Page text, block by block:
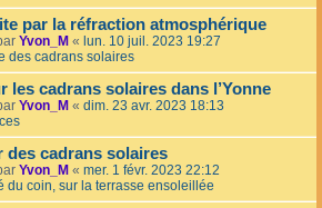
par la réfraction atmosphérique
Yvon_M « lun. 10 juil. 2023 19:27
des cadrans solaires
les cadrans solaires dans l’Yonne
Yvon_M « dim. 23 avr. 2023 18:13
des cadrans solaires
Yvon_M « mer. 1 févr. 2023 22:12
du coin, sur la terrasse ensoleillée